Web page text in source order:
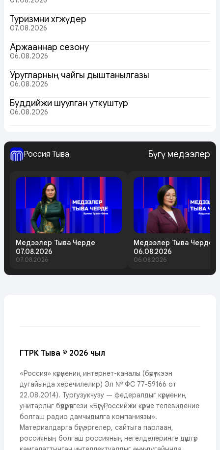
Туризмни хөгжүдер
07.08.2026
Аржааннар сезону
06.08.2026
Уругларның чайгы дыштанылгазы
06.08.2026
Буддийжи шуулган уткуштур
06.08.2026
Россия Тыва Бүгү медээлер
Медээлер Тыва Черде
07.08.2026
07.08.2026
Медээлер Тыва Черде
06.08.2026
06.08.2026
ГТРК Тыва © 2026 чыл
«Россия» күрүнениң интернет-каналы (бүрүткээн
дугайында херечилелир) Эл № ФС 77-59166 от
22.08.2014). Тургузукчузу — федералдыг күрүнениң
унитарлыг бүдүрүлгези «Бүгү-Российжи күрүне телевидение
болгаш радио дамчыдылга компаниязы».
Материалдарга бүгү эргелер, сайтыга парлаан,
россияның болгаш россияның негелделеринге дүүштүр